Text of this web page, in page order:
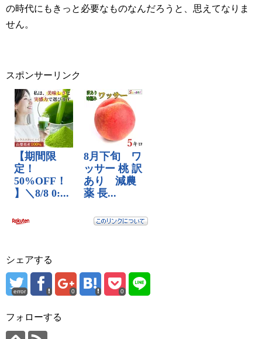
の時代にもきっと必要なものなんだろうと、思えてなりま
せん。
スポンサーリンク
シェアする
error 0 0
フォローする